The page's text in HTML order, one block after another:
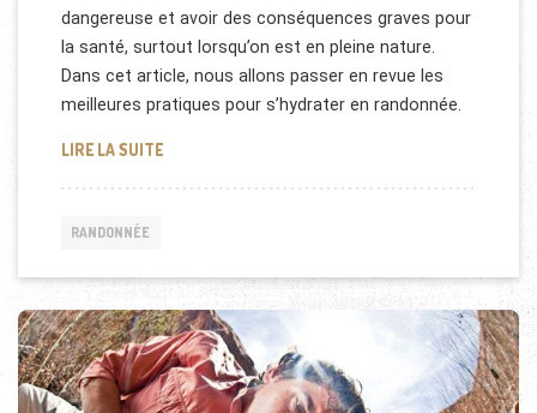
dangereuse et avoir des conséquences graves pour
la santé, surtout lorsqu’on est en pleine nature.
Dans cet article, nous allons passer en revue les
meilleures pratiques pour s’hydrater en randonnée.
LIRE LA SUITECOMMENT S’HYDRATER EN RANDONNÉE POUR
RANDONNÉE